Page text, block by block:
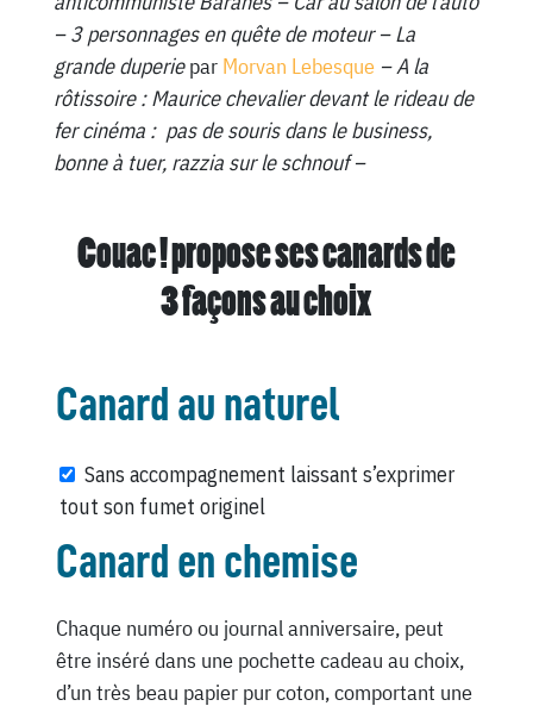
– 3 personnages en quête de moteur – La
grande duperiepar Morvan Lebesque– A la
rôtissoire : Maurice chevalier devant le rideau de
fer cinéma : pas de souris dans le business,
bonne à tuer, razzia sur le schnouf –
Couac ! propose ses canards de
3 façons au choix
Canard au naturel
Sans accompagnement laissant s’exprimer
tout son fumet originel
Canard en chemise
Chaque numéro ou journal anniversaire, peut
être inséré dans une pochette cadeau au choix,
d’un très beau papier pur coton, comportant une